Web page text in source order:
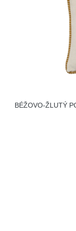
BÉŽOVO-ŽLUTÝ